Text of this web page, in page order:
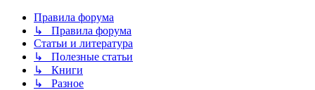
Правила форума
↳ Правила форума
Статьи и литература
↳ Полезные статьи
↳ Книги
↳ Разное